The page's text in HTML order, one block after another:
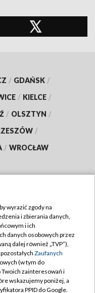
/ GDAŃSK /
/ KIELCE /
/ OLSZTYN /
/
/ WROCŁAW
wyrazić zgody na
i zbierania danych,
i ich
danych osobowych przez
dalej również „TVP”),
Zaufanych
(w tym do
zainteresowań i
wskazujemy poniżej, a
PPID do Google.